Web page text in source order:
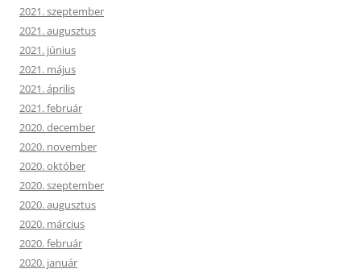
2021. szeptember
2021. augusztus
2021. június
2021. május
2021. április
2021. február
2020. december
2020. november
2020. október
2020. szeptember
2020. augusztus
2020. március
2020. február
2020. január